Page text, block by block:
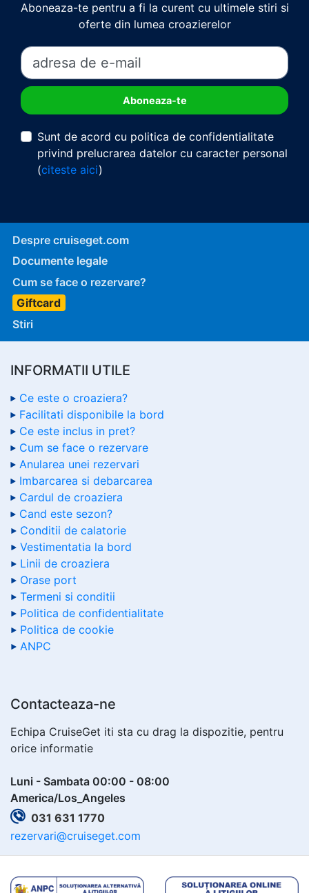
Aboneaza-te pentru a fi la curent cu ultimele stiri si
oferte din lumea croazierelor
Sunt de acord cu politica de confidentialitate
privind prelucrarea datelor cu caracter personal
(citeste aici)
Despre cruiseget.com
Documente legale
Cum se face o rezervare?
Giftcard
Stiri
INFORMATII UTILE
Ce este o croaziera?
Facilitati disponibile la bord
Ce este inclus in pret?
Cum se face o rezervare
Anularea unei rezervari
Imbarcarea si debarcarea
Cardul de croaziera
Cand este sezon?
Conditii de calatorie
Vestimentatia la bord
Linii de croaziera
Orase port
Termeni si conditii
Politica de confidentialitate
Politica de cookie
ANPC
Contacteaza-ne
Echipa CruiseGet iti sta cu drag la dispozitie, pentru
orice informatie
Luni - Sambata 00:00 - 08:00
America/Los_Angeles
031 631 1770
rezervari@cruiseget.com